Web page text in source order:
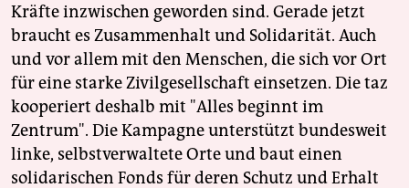
Kräfte inzwischen geworden sind. Gerade jetzt
braucht es Zusammenhalt und Solidarität. Auch
und vor allem mit den Menschen, die sich vor Ort
für eine starke Zivilgesellschaft einsetzen. Die taz
kooperiert deshalb mit "Alles beginnt im
Zentrum". Die Kampagne unterstützt bundesweit
linke, selbstverwaltete Orte und baut einen
solidarischen Fonds für deren Schutz und Erhalt